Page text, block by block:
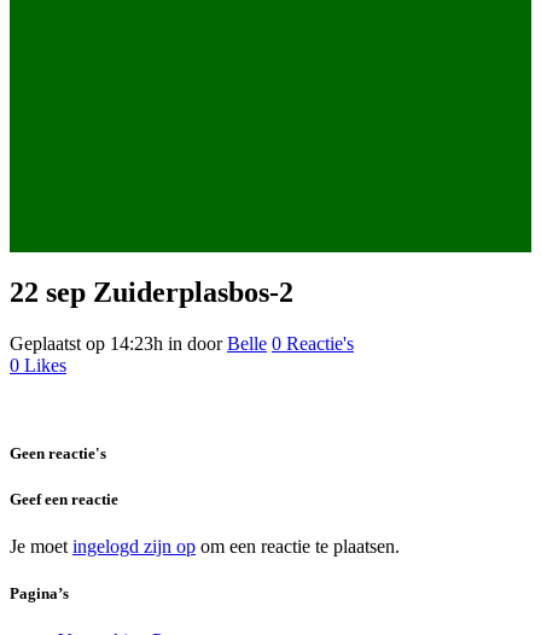
22 sep Zuiderplasbos-2
Geplaatst op 14:23h in doorBelle 0 Reactie's
0 Likes
Geen reactie's
Geef een reactie
Je moet ingelogd zijn op om een reactie te plaatsen.
Pagina’s